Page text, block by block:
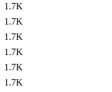
1.7K
1.7K
1.7K
1.7K
1.7K
1.7K